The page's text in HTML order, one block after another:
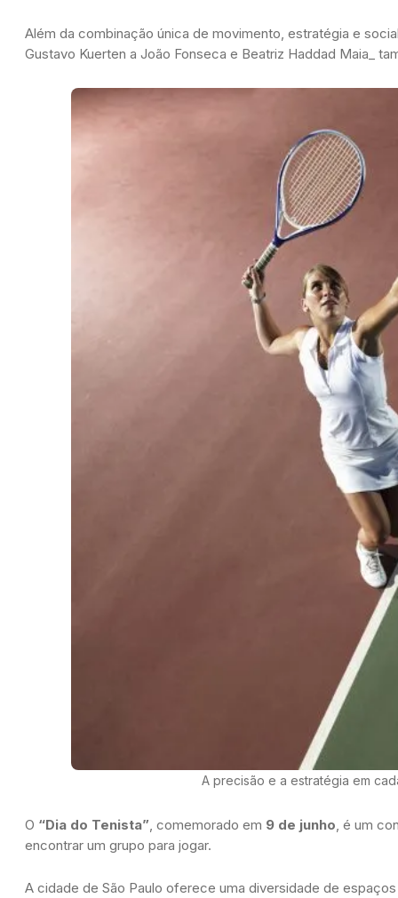
Além da combinação única de movimento, estratégia e
Gustavo Kuerten a João Fonseca e Beatriz Haddad Maia_
A precisão e a estratégia em
O “Dia do Tenista” , comemorado em 9 de junho , é um
encontrar um grupo para jogar.
A cidade de São Paulo oferece uma diversidade de